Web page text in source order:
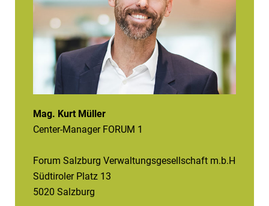
Mag. Kurt Müller
Center-Manager FORUM 1
Forum Salzburg Verwaltungsgesellschaft m.b.H
Südtiroler Platz 13
5020 Salzburg